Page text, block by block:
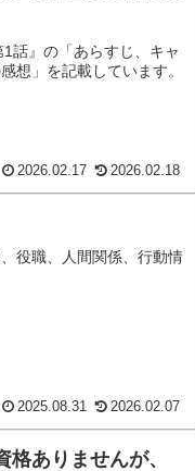
話』の「あらすじ、キャ
想」を記載しています。
2026.02.17 2026.02.18
役職、人間関係、行動情
2025.08.31 2026.02.07
格ありませんが、